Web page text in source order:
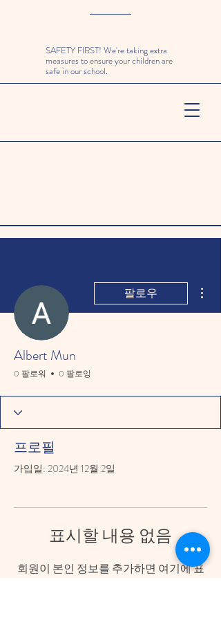
SAFETY FIRST! We're taking extra
measures to ensure your children are
safe in our school.
팔로우
Albert Mun
0 팔로워 0 팔로잉
프로필
가입일: 2024년 12월 2일
표시할 내용 없음
회원이 본인 정보를 추가하면 여기에 표